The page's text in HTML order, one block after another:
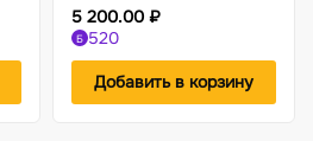
5 200.00 ₽
Б 520
Добавить в корзину